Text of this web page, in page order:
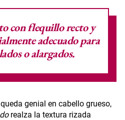
con flequillo recto y
adecuado para
o alargados.
genial en cabello grueso,
realza la textura rizada